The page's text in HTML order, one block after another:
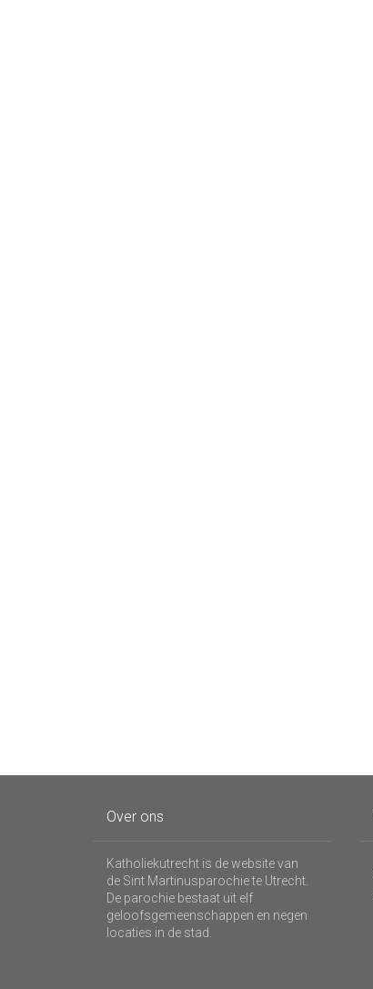
Over ons
Katholiekutrecht is de website van
de Sint Martinusparochie te Utrecht.
De parochie bestaat uit elf
geloofsgemeenschappen en negen
locaties in de stad.